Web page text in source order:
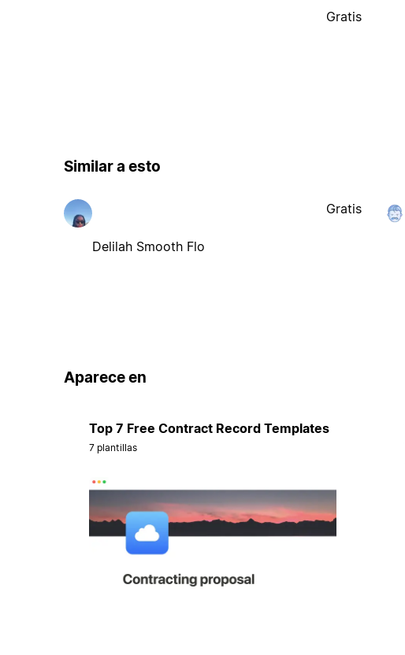
Gratis
Similar a esto
Delilah Smooth Flo
Gratis
Aparece en
Top 7 Free Contract Record Templates
7 plantillas